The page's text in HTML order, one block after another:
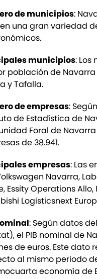
de municipios:
una gran variedad
municipios: Los
población de Navarra
y Tafalla.
de empresas:
de Estadística de
Foral de
de 38.941.
empresas: Las
Navarra,
Essity Operations
Logisticsnext
: Según datos
el PIB nominal de
de euros. Este dato
al mismo periodo
economía de